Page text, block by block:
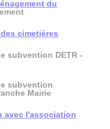
du
cimetières
subvention DETR -
subvention
Mairie
avec l'association